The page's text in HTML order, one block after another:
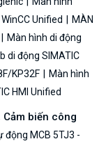
Unified
MÀN
Màn hình di động
di động SIMATIC
KP32F
Màn hình
HMI Unified
Cảm biến công
động MCB 5TJ3 -